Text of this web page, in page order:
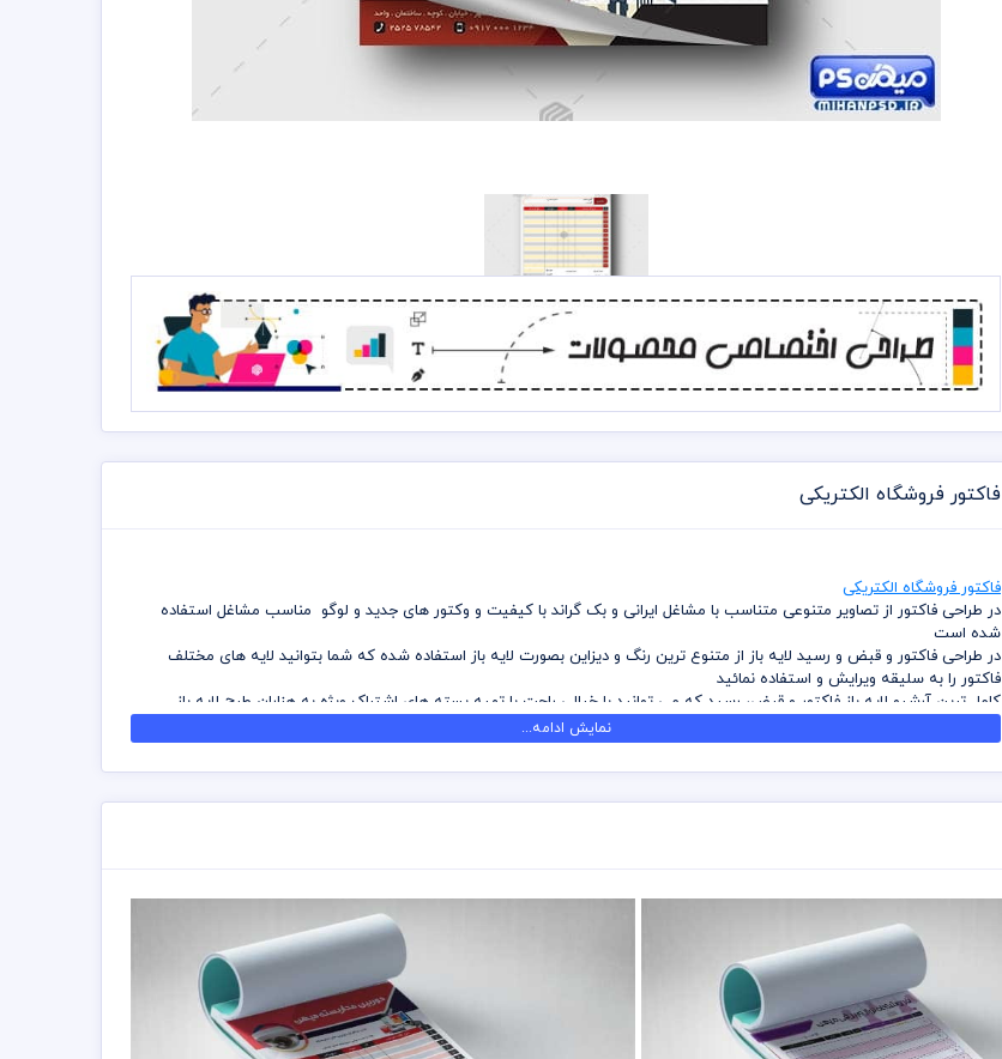
فاکتور فروشگاه الکتریکی
فاکتور فروشگاه الکتریکی
در طراحی فاکتور از تصاویر متنوعی متناسب با مشاغل ایرانی و بک گراند با کیفیت و وکتور های جدید و لوگو مناسب مشاغل استفاده
شده است
در طراحی فاکتور و قبض و رسید لایه باز از متنوع ترین رنگ و دیزاین بصورت لایه باز استفاده شده که شما بتوانید لایه های مختلف
فاکتور را به سلیقه ویرایش و استفاده نمائید
کامل ترین آرشیو لایه باز فاکتور و قبض، رسید که می توانید با خیالی راحت با تهیه بسته های اشتراک ویژه به هزاران طرح لایه باز
در طراحی فاکتور میهن پی اس دی از تصاویر و وکتورهای باکیفیت استفاده شده است برای استفاده و چاپ رعایت نکات زیر الزامی می
باشد
رعایت کلیه قوانین موجود در سایت به عهده خریدار می باشد
در طراحی فاکتور از تصاویر متنوعی متناسب با مشاغل ایرانی و بک گراند با کیفیت و وکتور های جدید و لوگو مناسب مشاغل استفاده
در طراحی فاکتور و قبض و رسید لایه باز از متنوع ترین رنگ و دیزاین بصورت لایه باز استفاده شده که شما بتوانید لایه های مختلف
فاکتور را به سلیقه ویرایش و استفاده نمائید
کامل ترین آرشیو لایه باز فاکتور و قبض، رسید که می توانید با خیالی راحت با تهیه بسته های اشتراک ویژه به هزاران طرح لایه باز
نمایش ادامه...